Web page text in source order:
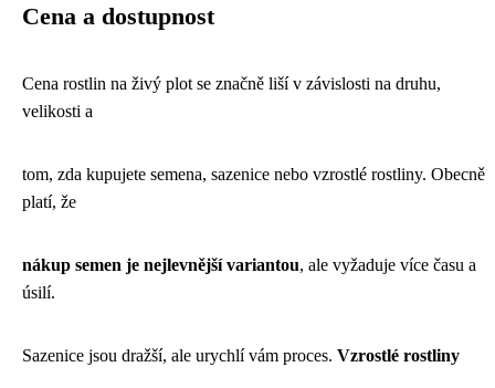
Cena a dostupnost
Cena rostlin na živý plot se značně liší v závislosti na druhu,
velikosti a
tom, zda kupujete semena, sazenice nebo vzrostlé rostliny. Obecně
platí, že
nákup semen je nejlevnější variantou, ale vyžaduje více času a
úsilí.
Sazenice jsou dražší, ale urychlí vám proces. Vzrostlé rostliny